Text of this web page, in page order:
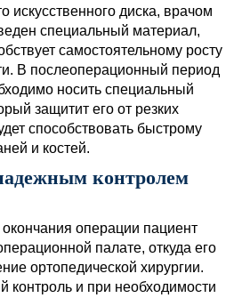
искусственного диска, врачом
специальный материал,
самостоятельному росту
В послеоперационный период
носить специальный
защитит его от резких
способствовать быстрому
и костей.
контролем
операции пациент
палате, откуда его
ортопедической хирургии.
контроль и при необходимости